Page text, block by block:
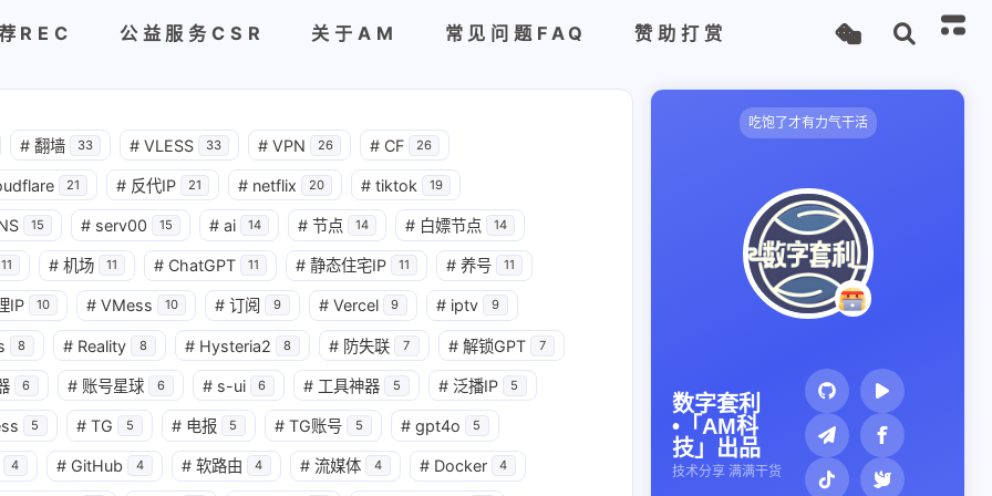
REC 公益服务CSR 关于AM 常见问题FAQ 赞助打赏
# 翻墙 33 # VLESS 33 # VPN 26 # CF 26
21 # 反代IP 21 # netflix 20 # tiktok 19
15 # serv00 15 # ai 14 # 节点 14 # 白嫖节点 14
11 # 机场 11 # ChatGPT 11 # 静态住宅IP 11 # 养号 11
IP 10 # VMess 10 # 订阅 9 # Vercel 9 # iptv 9
8 # Reality 8 # Hysteria2 8 # 防失联 7 # 解锁GPT 7
6 # 账号星球 6 # s-ui 6 # 工具神器 5 # 泛播IP 5
5 # TG 5 # 电报 5 # TG账号 5 # gpt4o 5
4 # GitHub 4 # 软路由 4 # 流媒体 4 # Docker 4
吃饱了才有力气干活
数字套利
•「AM科
技」出品
技术分享 满满干货